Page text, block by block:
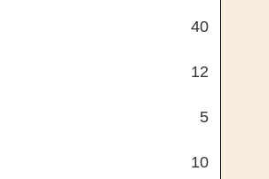
40
12
5
10